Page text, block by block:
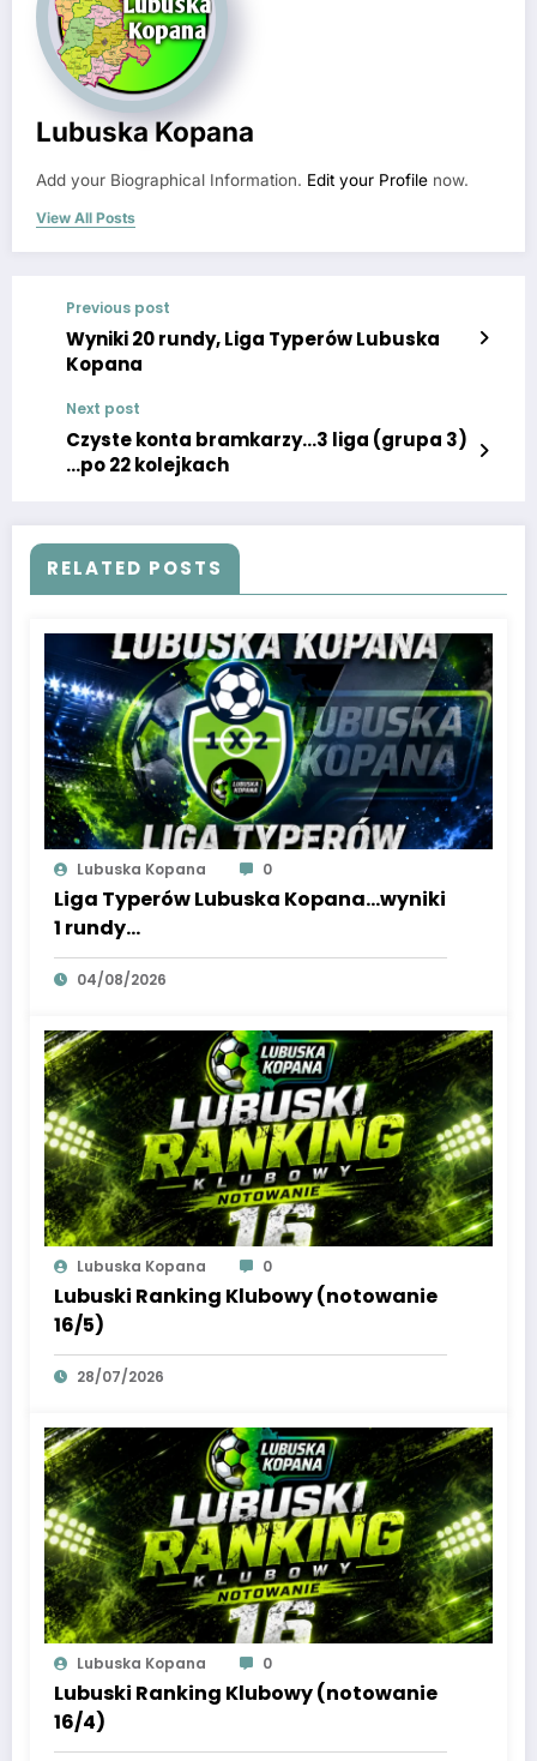
Lubuska Kopana
Add your Biographical Information. Edit your Profile now.
View All Posts
Previous post
Wyniki 20 rundy, Liga Typerów Lubuska
Kopana
Next post
Czyste konta bramkarzy…3 liga (grupa 3)
…po 22 kolejkach
RELATED POSTS
Lubuska Kopana 0
Liga Typerów Lubuska Kopana…wyniki
1 rundy…
04/08/2026
Lubuska Kopana 0
Lubuski Ranking Klubowy (notowanie
16/5)
28/07/2026
Lubuska Kopana 0
Lubuski Ranking Klubowy (notowanie
16/4)